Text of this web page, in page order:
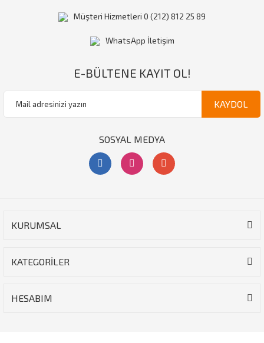
KURUMSAL
KATEGORİLER
HESABIM
Müşteri Hizmetleri 0 (212) 812 25 89
WhatsApp İletişim
E-BÜLTENE KAYIT OL!
KAYDOL
SOSYAL MEDYA